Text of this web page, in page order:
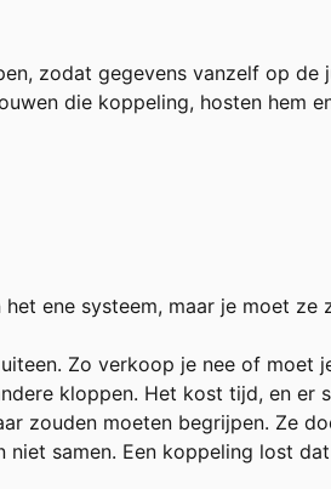
zodat gegevens vanzelf op de
die koppeling, hosten hem
het ene systeem, maar je moet
Zo verkoop je nee of moet
kloppen. Het kost tijd, en
zouden moeten begrijpen. Ze
niet samen. Een koppeling lost